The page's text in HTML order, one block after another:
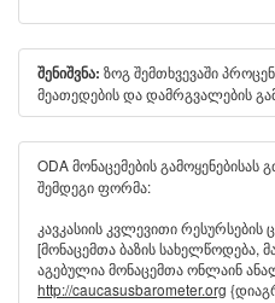
შენიშვნა: ზოგ შემთხვევაში
მეათედების და დამრგვალების
ODA მონაცემების
შემდეგი ფორმა:
კავკასიის კვლევითი რესურსების
[მონაცემთა ბაზის სახელწოდება,
აგებულია მონაცემთა ონლაინ
http://caucasusbarometer.org